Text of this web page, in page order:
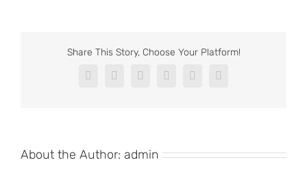
Share This Story, Choose Your Platform!
Facebook
X RedditLinkedInPinterestVk
About the Author: admin